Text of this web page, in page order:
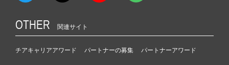
OTHER 関連サイト
チアキャリアアワード パートナーの募集 パートナーアワード